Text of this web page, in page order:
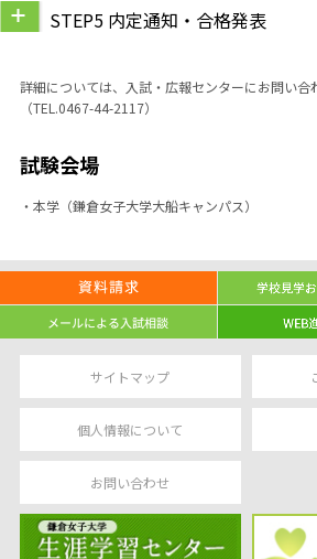
STEP5 内定通知・合格発表
詳細については、入試・広報センターにお問い合
（TEL.0467-44-2117）
試験会場
・本学（鎌倉女子大学大船キャンパス）
サイトマップ
個人情報について
お問い合わせ